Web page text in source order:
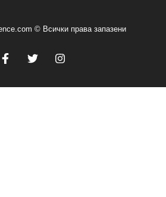
© Всички права запазени